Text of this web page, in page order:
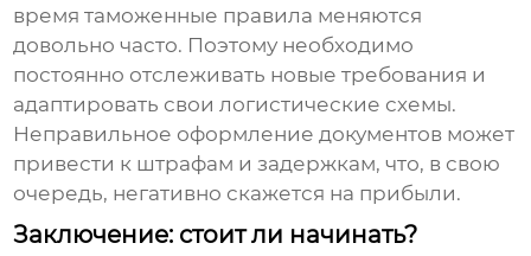
время таможенные правила меняются
довольно часто. Поэтому необходимо
постоянно отслеживать новые требования и
адаптировать свои логистические схемы.
Неправильное оформление документов может
привести к штрафам и задержкам, что, в свою
очередь, негативно скажется на прибыли.
Заключение: стоит ли начинать?